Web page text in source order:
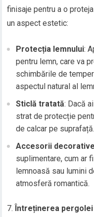
finisaje pentru a o
un aspect estetic:
Protecția lemnului:
pentru lemn, care va
schimbările de
aspectul natural al
Sticlă tratată: Dacă
strat de protecție
de calcar pe suprafață.
Accesorii
suplimentare, cum ar
lemnoasă sau lumini
atmosferă romantică.
Întreținerea